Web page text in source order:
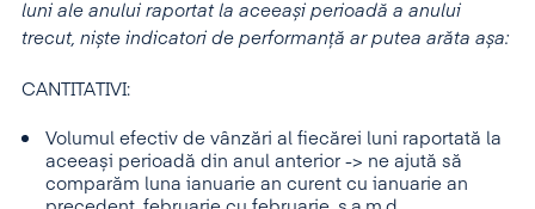
luni ale anului raportat la aceeași perioadă a anului
trecut, niște indicatori de performanță ar putea arăta așa:
CANTITATIVI:
Volumul efectiv de vânzări al fiecărei luni raportată la
aceeași perioadă din anul anterior -> ne ajută să
comparăm luna ianuarie an curent cu ianuarie an